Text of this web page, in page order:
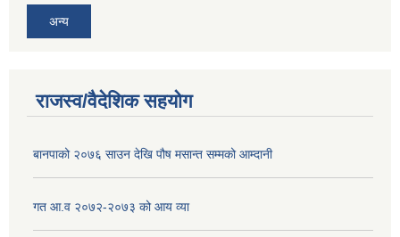
अन्य
राजस्व/वैदेशिक सहयोग
बानपाको २०७६ साउन देखि पौष मसान्त सम्मको आम्दानी
गत आ.व २०७२-२०७३ को आय व्या